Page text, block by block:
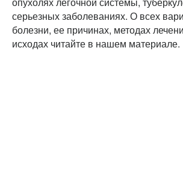
серьезных заболеваниях. О всех
болезни, ее причинах, методах
исходах читайте в нашем материале.